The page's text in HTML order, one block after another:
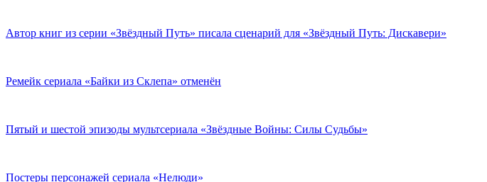
Автор книг из серии «Звёздный Путь» писала сценарий для «Звёздный Путь: Дискавери»
Ремейк сериала «Байки из Склепа» отменён
Пятый и шестой эпизоды мультсериала «Звёздные Войны: Силы Судьбы»
Постеры персонажей сериала «Нелюди»